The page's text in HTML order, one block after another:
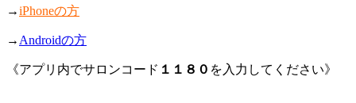
→iPhoneの方
→ Androidの方
《アプリ内でサロンコード １１８０ を入力してください》